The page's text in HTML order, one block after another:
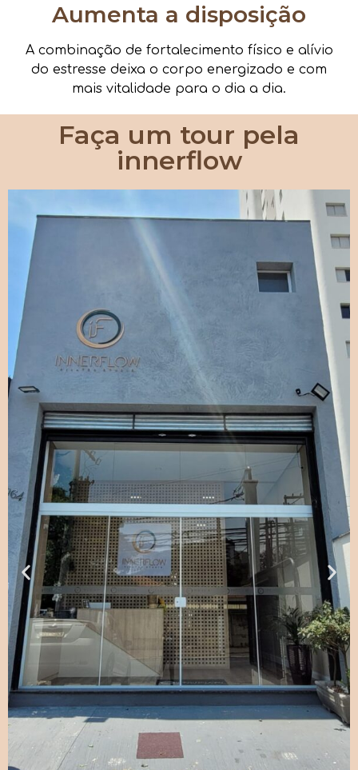
Aumenta a disposição
A combinação de fortalecimento físico e alívio
do estresse deixa o corpo energizado e com
mais vitalidade para o dia a dia.
Faça um tour pela
innerflow